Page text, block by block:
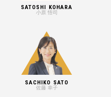
SATOSHI KOHARA
小原 悟司
SACHIKO SATO
佐藤 幸子